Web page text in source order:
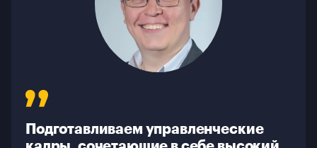
Подготавливаем управленческие